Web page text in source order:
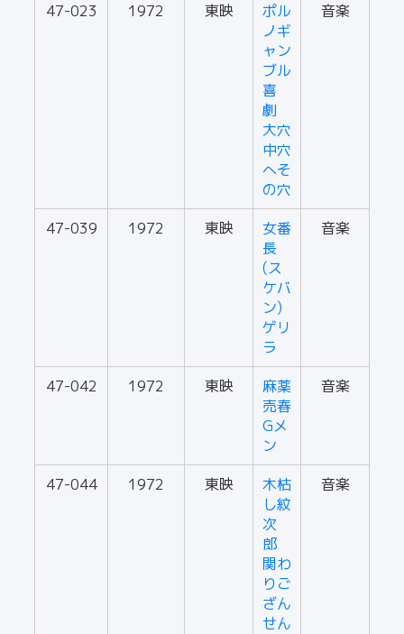
47-023 1972 東映
ポル
ノギ
ャン
ブル
喜
劇
大穴
中穴
へそ
の穴
音楽
47-039 1972 東映
女番
長
(ス
ケバ
ン)
ゲリ
ラ
音楽
47-042 1972 東映
麻薬
売春
Gメ
ン
音楽
47-044 1972 東映
木枯
し紋
次
郎
関わ
りご
ざん
せん
音楽